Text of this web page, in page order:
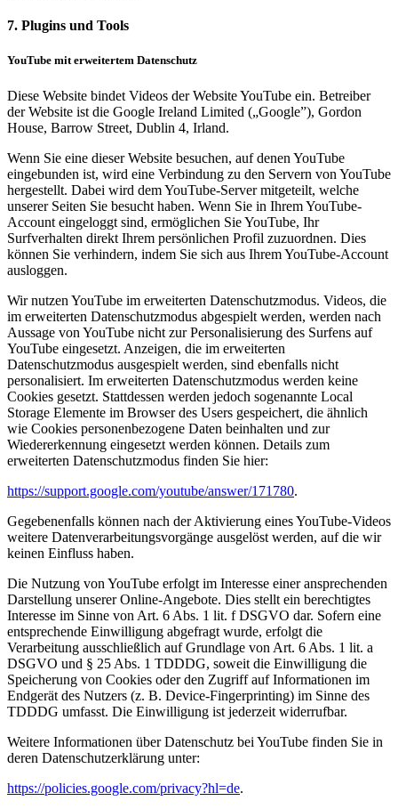
7. Plugins und Tools
YouTube mit erweitertem Datenschutz
Diese Website bindet Videos der Website YouTube ein. Betreiber
der Website ist die Google Ireland Limited („Google”), Gordon
House, Barrow Street, Dublin 4, Irland.
Wenn Sie eine dieser Website besuchen, auf denen YouTube
eingebunden ist, wird eine Verbindung zu den Servern von YouTube
hergestellt. Dabei wird dem YouTube-Server mitgeteilt, welche
unserer Seiten Sie besucht haben. Wenn Sie in Ihrem YouTube-
Account eingeloggt sind, ermöglichen Sie YouTube, Ihr
Surfverhalten direkt Ihrem persönlichen Profil zuzuordnen. Dies
können Sie verhindern, indem Sie sich aus Ihrem YouTube-Account
ausloggen.
Wir nutzen YouTube im erweiterten Datenschutzmodus. Videos, die
im erweiterten Datenschutzmodus abgespielt werden, werden nach
Aussage von YouTube nicht zur Personalisierung des Surfens auf
YouTube eingesetzt. Anzeigen, die im erweiterten
Datenschutzmodus ausgespielt werden, sind ebenfalls nicht
personalisiert. Im erweiterten Datenschutzmodus werden keine
Cookies gesetzt. Stattdessen werden jedoch sogenannte Local
Storage Elemente im Browser des Users gespeichert, die ähnlich
wie Cookies personenbezogene Daten beinhalten und zur
Wiedererkennung eingesetzt werden können. Details zum
erweiterten Datenschutzmodus finden Sie hier:
https://support.google.com/youtube/answer/171780.
Gegebenenfalls können nach der Aktivierung eines YouTube-Videos
weitere Datenverarbeitungsvorgänge ausgelöst werden, auf die wir
keinen Einfluss haben.
Die Nutzung von YouTube erfolgt im Interesse einer ansprechenden
Darstellung unserer Online-Angebote. Dies stellt ein berechtigtes
Interesse im Sinne von Art. 6 Abs. 1 lit. f DSGVO dar. Sofern eine
entsprechende Einwilligung abgefragt wurde, erfolgt die
Verarbeitung ausschließlich auf Grundlage von Art. 6 Abs. 1 lit. a
DSGVO und § 25 Abs. 1 TDDDG, soweit die Einwilligung die
Speicherung von Cookies oder den Zugriff auf Informationen im
Endgerät des Nutzers (z. B. Device-Fingerprinting) im Sinne des
TDDDG umfasst. Die Einwilligung ist jederzeit widerrufbar.
Weitere Informationen über Datenschutz bei YouTube finden Sie in
deren Datenschutzerklärung unter:
https://policies.google.com/privacy?hl=de.